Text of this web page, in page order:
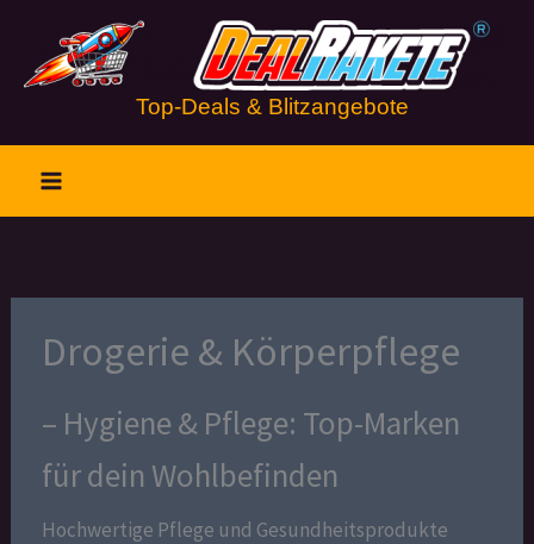
springen
Top-Deals & Blitzangebote
Drogerie & Körperpflege
– Hygiene & Pflege: Top-Marken
für dein Wohlbefinden
Hochwertige Pflege und Gesundheitsprodukte